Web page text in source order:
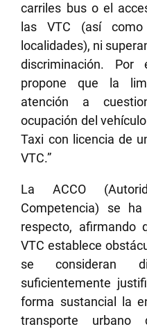
carriles bus o el
las VTC (así
localidades), ni
discriminación. Por
propone que la
atención a
ocupación del
Taxi con licencia de
VTC.”
La ACCO
Competencia) se
respecto, afirmando
VTC establece
se consideran
suficientemente
forma sustancial la
transporte